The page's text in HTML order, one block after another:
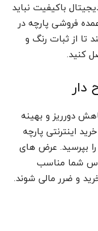
باکیفیت نباید
فروشی پارچه در
تا از ثبات رنگ و
کنید.
دورریز و بهینه
اینترنتی پارچه
را بپرسید. عرض های
شما مناسب
و ضرر مالی شوند.